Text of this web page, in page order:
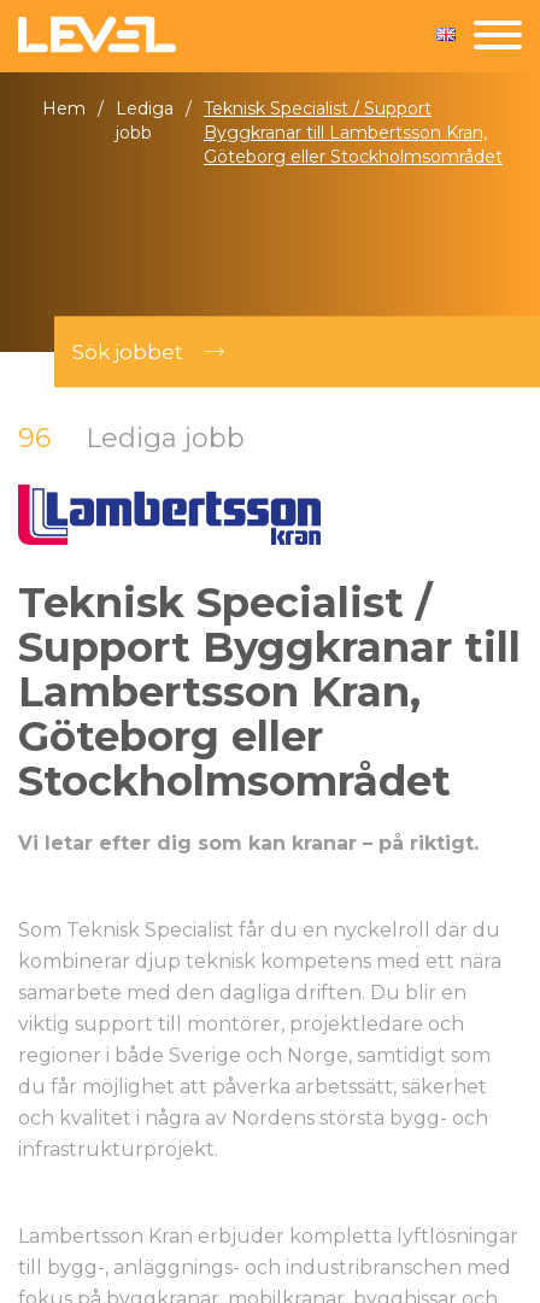
Hem /
Lediga
jobb
/ Teknisk Specialist / Support
Byggkranar till Lambertsson Kran,
Göteborg eller Stockholmsområdet
Sök jobbet
96 Lediga jobb
Teknisk Specialist /
Support Byggkranar till
Lambertsson Kran,
Göteborg eller
Stockholmsområdet
Vi letar efter dig som kan kranar – på riktigt.
Som Teknisk Specialist får du en nyckelroll där du
kombinerar djup teknisk kompetens med ett nära
samarbete med den dagliga driften. Du blir en
viktig support till montörer, projektledare och
regioner i både Sverige och Norge, samtidigt som
du får möjlighet att påverka arbetssätt, säkerhet
och kvalitet i några av Nordens största bygg- och
infrastrukturprojekt.
Lambertsson Kran erbjuder kompletta lyftlösningar
till bygg-, anläggnings- och industribranschen med